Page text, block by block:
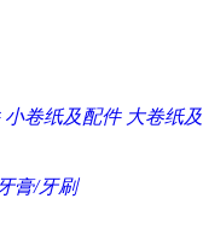
小卷纸及配件 大卷纸
牙膏/牙刷